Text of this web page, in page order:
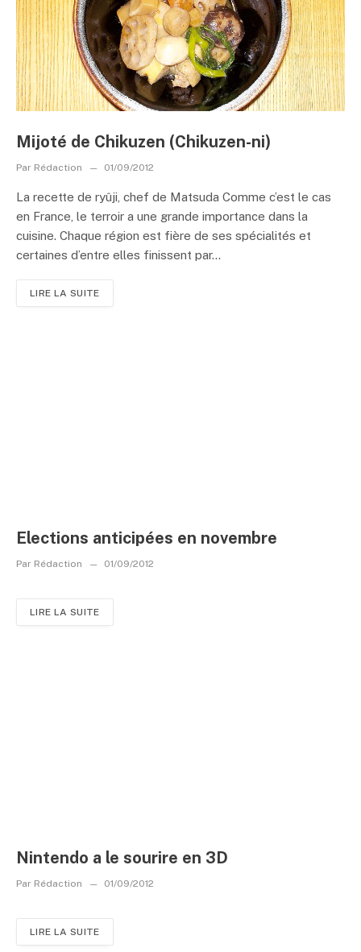
Mijoté de Chikuzen (Chikuzen-ni)
Par Rédaction 01/09/2012
La recette de ryûji, chef de Matsuda Comme c’est le cas
en France, le terroir a une grande importance dans la
cuisine. Chaque région est fière de ses spécialités et
certaines d’entre elles finissent par...
LIRE LA SUITE
Elections anticipées en novembre
Par Rédaction 01/09/2012
LIRE LA SUITE
Nintendo a le sourire en 3D
Par Rédaction 01/09/2012
LIRE LA SUITE